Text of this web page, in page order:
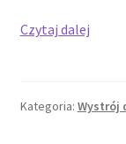
Czytaj dalejSkąd
przy
Kategoria: Wystrój